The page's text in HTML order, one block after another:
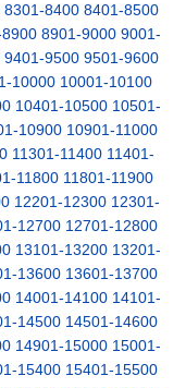
8301-8400 8401-8500
8901-9000 9001-
9401-9500 9501-9600
10000 10001-10100
10401-10500 10501-
10900 10901-11000
11301-11400 11401-
11800 11801-11900
12201-12300 12301-
12700 12701-12800
13101-13200 13201-
13600 13601-13700
14001-14100 14101-
14500 14501-14600
14901-15000 15001-
15400 15401-15500